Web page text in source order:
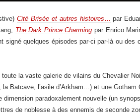
Cité Brisée et autres histoires… par
The Dark Prince Charming par Enrico
signé quelques épisodes par-ci par-là ou
la vaste galerie de vilains du Chevalier
Batcave, l’asile d’Arkham…) et une
paradoxalement nouvelle (un
de noblesse à des ennemis de seconde